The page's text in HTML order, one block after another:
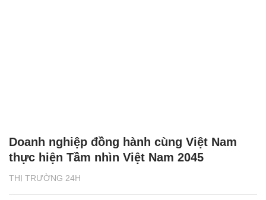
THỊ TRƯỜNG 24H
Doanh nghiệp đồng hành cùng Việt Nam
thực hiện Tầm nhìn Việt Nam 2045